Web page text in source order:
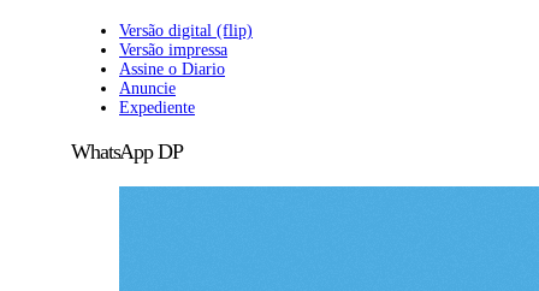
Versão digital (flip)
Versão impressa
Assine o Diario
Anuncie
Expediente
WhatsApp DP